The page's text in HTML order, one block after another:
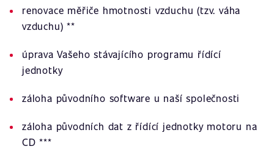
renovace měřiče hmotnosti vzduchu (tzv. váha
vzduchu) **
úprava Vašeho stávajícího programu řídící
jednotky
záloha původního software u naší společnosti
záloha původních dat z řídící jednotky motoru na
CD ***